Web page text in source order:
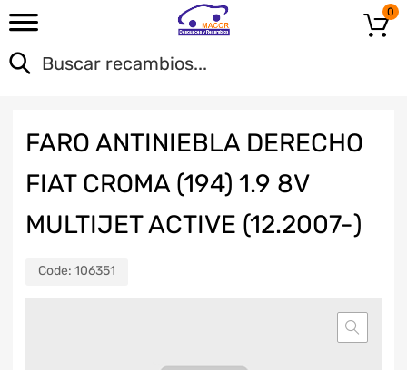
0
FARO ANTINIEBLA DERECHO
FIAT CROMA (194) 1.9 8V
MULTIJET ACTIVE (12.2007-)
Code: 106351